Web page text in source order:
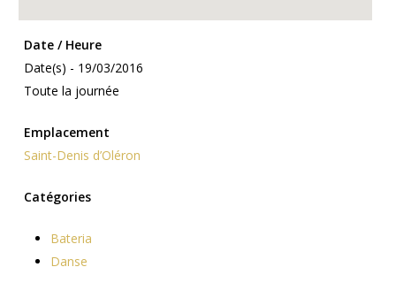
Date / Heure
Date(s) - 19/03/2016
Toute la journée
Emplacement
Saint-Denis d’Oléron
Catégories
Bateria
Danse